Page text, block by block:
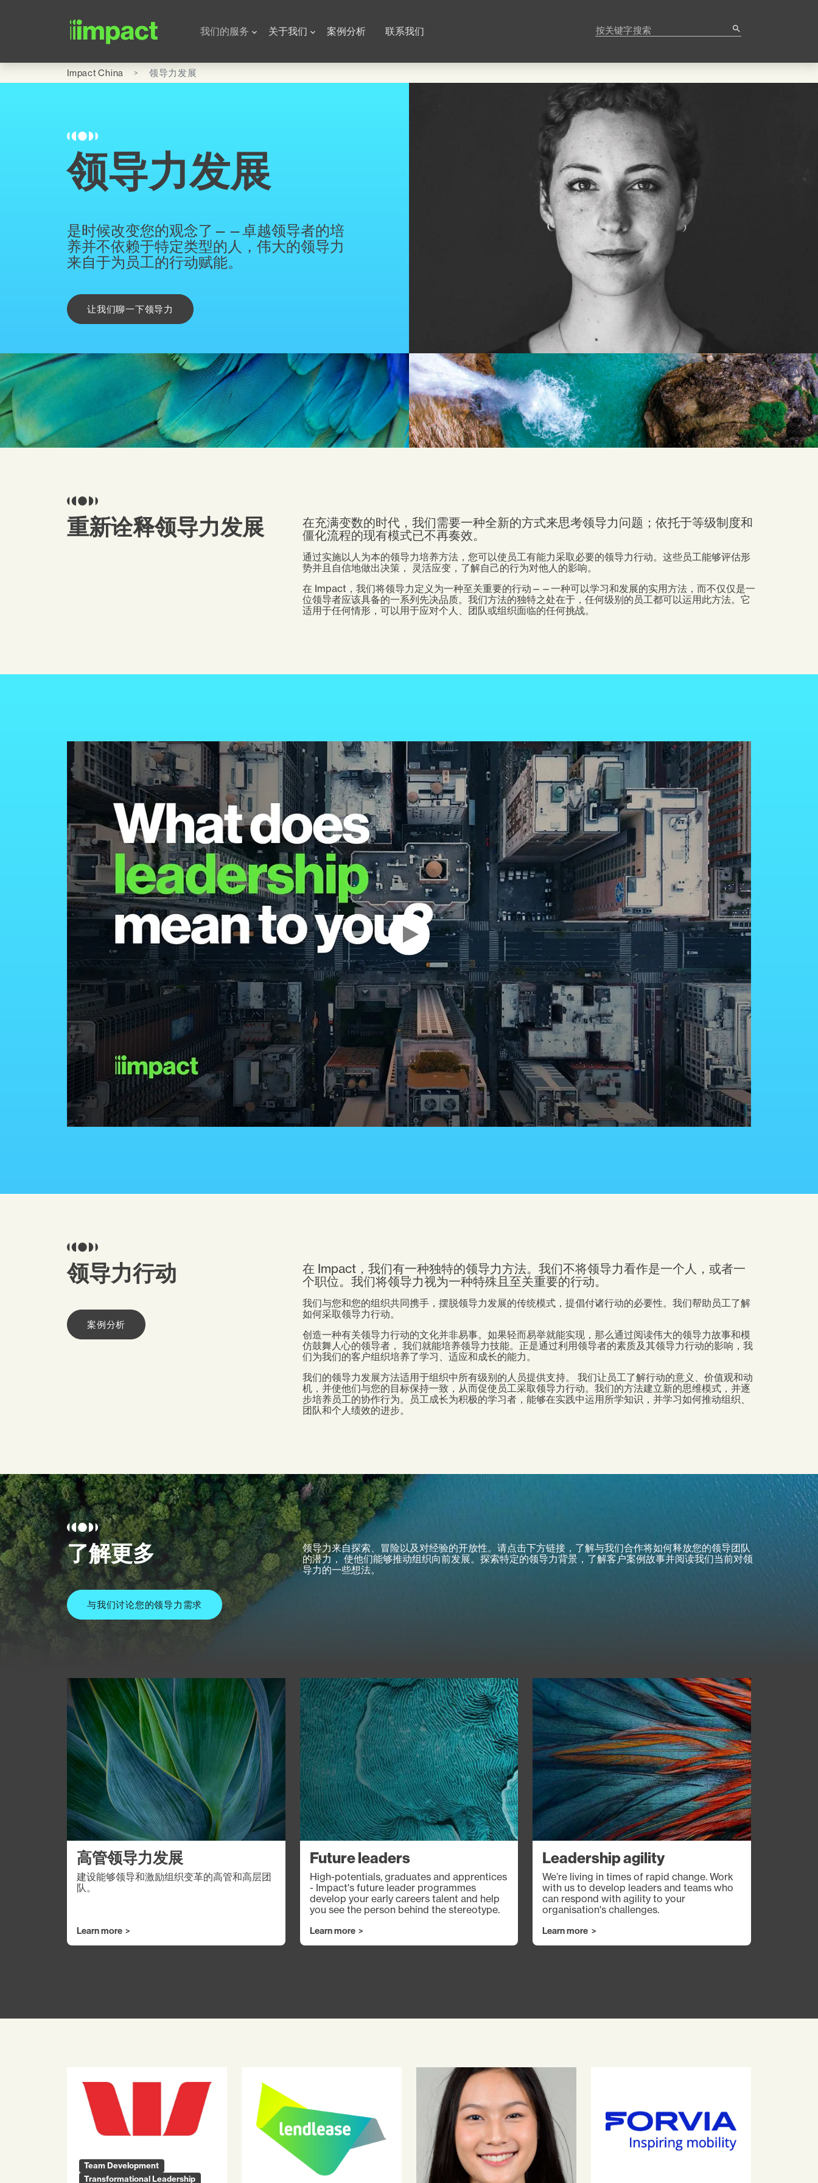
按关键字搜索 search
我们的服务
关于我们 案例分析 联系我们
Impact China 领导力发展
领导力发展
是时候改变您的观念了 ——卓越领导者的培
养并不依赖于特定类型的人，伟大的领导力
来自于为员工的行动赋能。
让我们聊一下领导力
重新诠释领导力发展
在充满变数的时代，我们需要一种全新的方式来思考领导力问题；依托于等级制度和
僵化流程的现有模式已不再奏效。
通过实施以人为本的领导力培养方法，您可以使员工有能力采取必要的领导力行动。这些员工能够评估形
势并且自信地做出决策， 灵活应变，了解自己的行为对他人的影响。
在 Impact，我们将领导力定义为一种至关重要的行动——一种可以学习和发展的实用方法，而不仅仅是一
位领导者应该具备的一系列先决品质。我们方法的独特之处在于，任何级别的员工都可以运用此方法。它
适用于任何情形，可以用于应对个人、团队或组织面临的任何挑战。
领导力行动
案例分析
在 Impact ，我们有一种独特的领导力方法。我们不将领导力看作是一个人，或者一
个职位。我们将领导力视为一种特殊且至关重要的行动。
我们与您和您的组织共同携手，摆脱领导力发展的传统模式，提倡付诸行动的必要性。我们帮助员工了解
如何采取领导力行动。
创造一种有关领导力行动的文化并非易事。如果轻而易举就能实现，那么通过阅读伟大的领导力故事和模
仿鼓舞人心的领导者， 我们就能培养领导力技能。正是通过利用领导者的素质及其领导力行动的影响，我
们为我们的客户组织培养了学习、适应和成长的能力。
我们的领导力发展方法适用于组织中所有级别的人员提供支持。
我们让员工了解行动的意义、价值观和动
机，并使他们与您的目标保持一致，从而促使员工采取领导力行动。我们的方法建立新的思维模式，并逐
步培养员工的协作行为。员工成长为积极的学习者，能够在实践中运用所学知识，并学习如何推动组织、
团队和个人绩效的进步。
了解更多
与我们讨论您的领导力需求
领导力来自探索、冒险以及对经验的开放性。请点击下方链接，了解与我们合作将如何释放您的领导团队
的潜力， 使他们能够推动组织向前发展。探索特定的领导力背景，了解客户案例故事并阅读我们当前对领
导力的一些想法。
Image
高管领导力发展
建设能够领导和激励组织变革的高管和高层团
队。
Learn more
Image
Future leaders
High-potentials, graduates and apprentices
- Impact's future leader programmes
develop your early careers talent and help
you see the person behind the stereotype.
Learn more
Image
Leadership agility
We’re living in times of rapid change. Work
with us to develop leaders and teams who
can respond with agility to your
organisation's challenges.
Learn more
Team Development
Transformational Leadership